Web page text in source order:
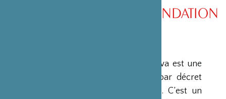
PRÉSENTATION DE LA FONDATION
La Fondation Franco-Japonaise Sasakawa est une
fondation reconnue d’utilité publique par décret
du Premier Ministre du 23 mars 1990. C’est un